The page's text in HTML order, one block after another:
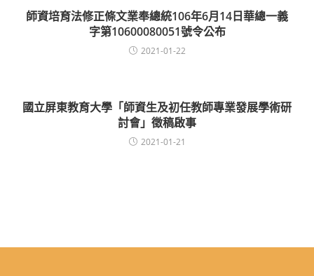
師資培育法修正條文業奉總統106年6月14日華總一義
字第10600080051號令公布
2021-01-22
國立屏東教育大學「師資生及初任教師專業發展學術研
討會」徵稿啟事
2021-01-21